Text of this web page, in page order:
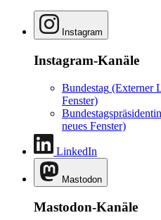
Instagram
Instagram-Kanäle
Bundestag (Externer
Fenster)
Bundestagspräsidentin
neues Fenster)
LinkedIn
Mastodon
Mastodon-Kanäle